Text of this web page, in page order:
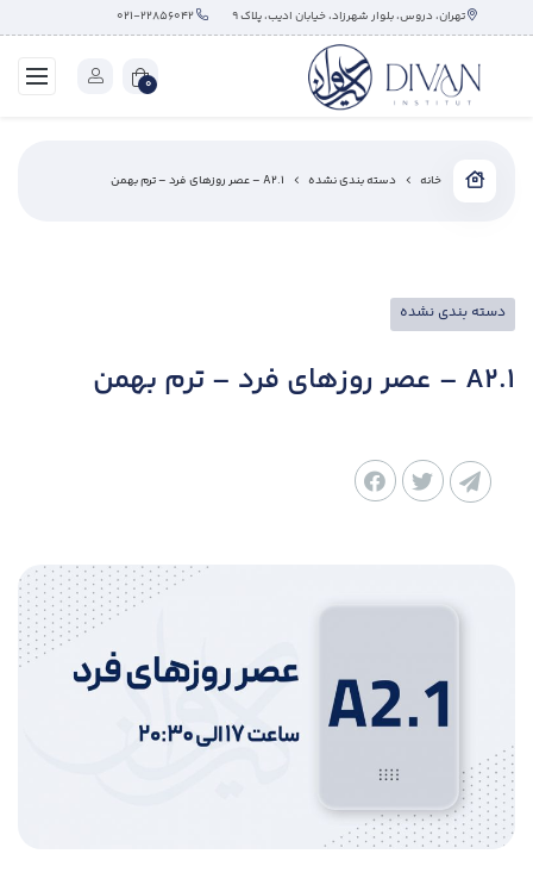
تهران، دروس، بلوار شهرزاد، خیابان ادیب، پلاک ۹
0
خانه دسته بندی نشده A2.1 – عصر روزهای فرد – ترم بهمن
دسته بندی نشده
A2.1 – عصر روزهای فرد – ترم بهمن